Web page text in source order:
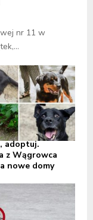
nr 11 w
adoptuj.
z Wągrowca
nowe domy